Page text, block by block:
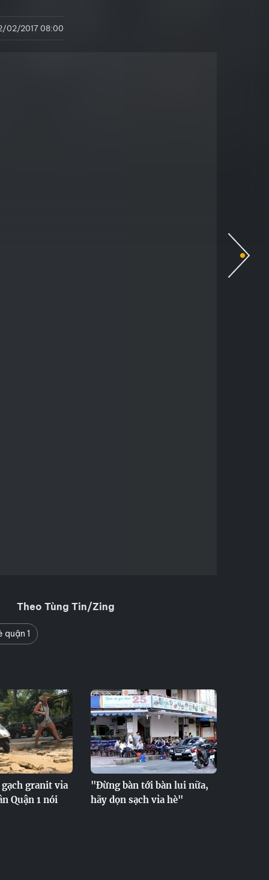
02/2017 08:00
Theo Tùng Tin/Zing
quận 1
granit vỉa
Quận 1 nói
"Đừng bàn tới bàn lui nữa,
hãy dọn sạch vỉa hè"